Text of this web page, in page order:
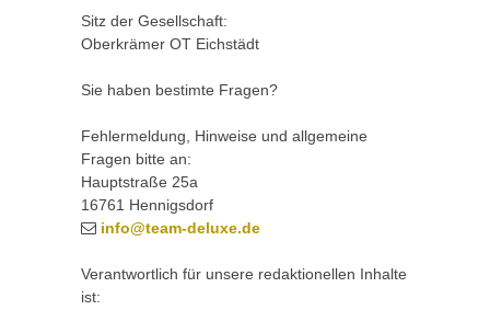
Sitz der Gesellschaft:
Oberkrämer OT Eichstädt
Sie haben bestimte Fragen?
Fehlermeldung, Hinweise und allgemeine
Fragen bitte an:
Hauptstraße 25a
16761 Hennigsdorf
info@team-deluxe.de
Verantwortlich für unsere redaktionellen Inhalte
ist: